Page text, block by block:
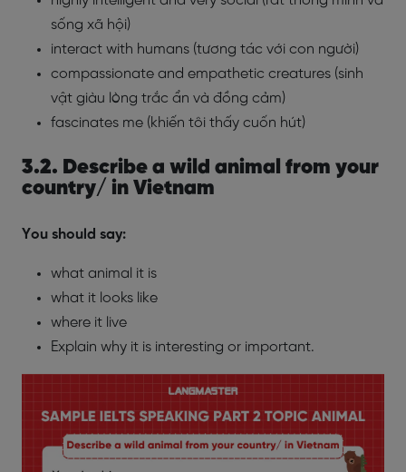
sống xã hội)
interact with humans (tương tác với con người)
compassionate and empathetic creatures (sinh
vật giàu lòng trắc ẩn và đồng cảm)
fascinates me (khiến tôi thấy cuốn hút)
3.2. Describe a wild animal from your
country/ in Vietnam
You should say:
what animal it is
what it looks like
where it live
Explain why it is interesting or important.